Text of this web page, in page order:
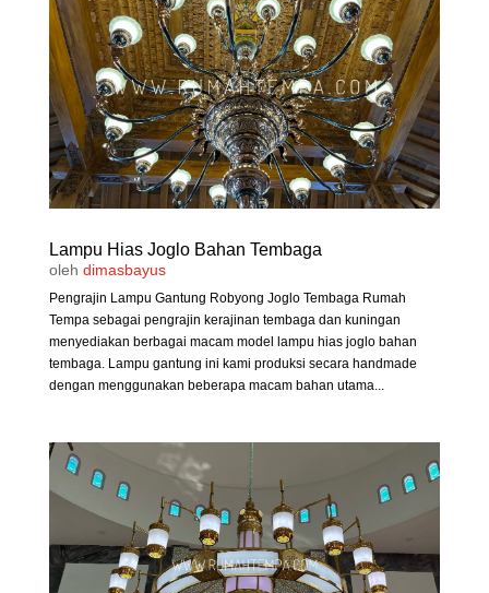
Lampu Hias Joglo Bahan Tembaga
oleh dimasbayus
Pengrajin Lampu Gantung Robyong Joglo Tembaga Rumah
Tempa sebagai pengrajin kerajinan tembaga dan kuningan
menyediakan berbagai macam model lampu hias joglo bahan
tembaga. Lampu gantung ini kami produksi secara handmade
dengan menggunakan beberapa macam bahan utama...